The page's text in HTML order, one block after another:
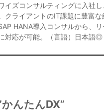
イズコンサルティングに入社
クライアントのIT課題に豊富
HANA導入コンサルから、
対応が可能。（言語）日本語
んたんDX”